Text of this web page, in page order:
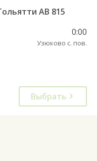
АВ 815
0:00
Узюково с. пов.
Выбрать